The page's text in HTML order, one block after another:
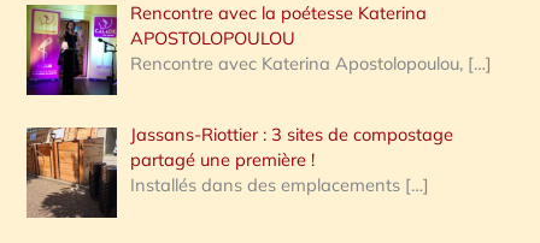
Rencontre avec la poétesse Katerina
APOSTOLOPOULOU
Rencontre avec Katerina Apostolopoulou, […]
Jassans-Riottier : 3 sites de compostage
partagé une première !
Installés dans des emplacements […]